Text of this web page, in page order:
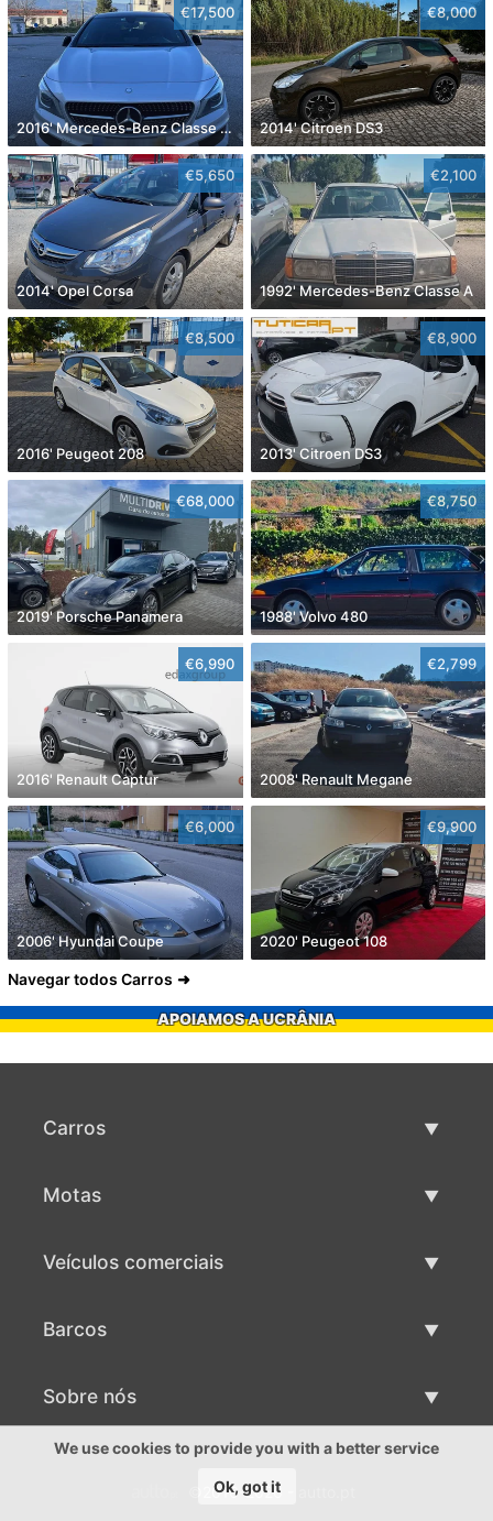
€17,500
2016' Mercedes-Benz Classe Cla
€8,000
2014' Citroen DS3
€5,650
2014' Opel Corsa
€2,100
1992' Mercedes-Benz Classe A
€8,500
2016' Peugeot 208
€8,900
2013' Citroen DS3
€68,000
2019' Porsche Panamera
€8,750
1988' Volvo 480
€6,990
2016' Renault Captur
€2,799
2008' Renault Megane
€6,000
2006' Hyundai Coupe
€9,900
2020' Peugeot 108
Navegar todos Carros
APOIAMOS A UCRÂNIA
Carros
Motas
Veículos comerciais
Barcos
Venda de barcos
Sobre nós
Sobre nós
©2016-2026 - autto.pt
We use cookies to provide you with a better service
Ok, got it